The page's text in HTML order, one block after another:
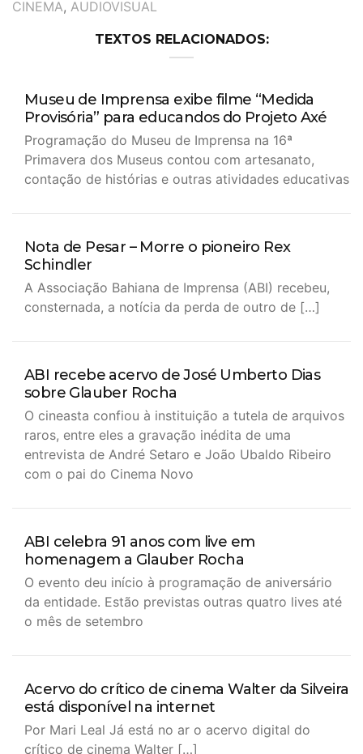
TAGS
CINEMA, AUDIOVISUAL
TEXTOS RELACIONADOS:
Museu de Imprensa exibe filme “Medida
Provisória” para educandos do Projeto Axé
Programação do Museu de Imprensa na 16ª
Primavera dos Museus contou com artesanato,
contação de histórias e outras atividades educativas
Nota de Pesar – Morre o pioneiro Rex
Schindler
A Associação Bahiana de Imprensa (ABI) recebeu,
consternada, a notícia da perda de outro de […]
ABI recebe acervo de José Umberto Dias
sobre Glauber Rocha
O cineasta confiou à instituição a tutela de arquivos
raros, entre eles a gravação inédita de uma
entrevista de André Setaro e João Ubaldo Ribeiro
com o pai do Cinema Novo
ABI celebra 91 anos com live em
homenagem a Glauber Rocha
O evento deu início à programação de aniversário
da entidade. Estão previstas outras quatro lives até
o mês de setembro
Acervo do crítico de cinema Walter da Silveira
está disponível na internet
Por Mari Leal Já está no ar o acervo digital do
crítico de cinema Walter […]